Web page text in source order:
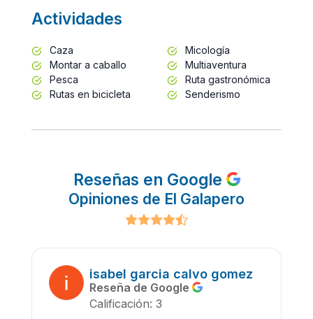
Actividades
Caza
Micología
Montar a caballo
Multiaventura
Pesca
Ruta gastronómica
Rutas en bicicleta
Senderismo
Reseñas en Google
Opiniones de El Galapero
isabel garcia calvo gomez
Reseña de Google
Calificación: 3